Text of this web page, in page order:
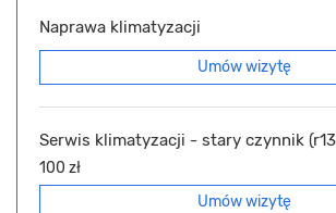
Naprawa klimatyzacji
Umów wizytę
Serwis klimatyzacji - stary czynnik
100 zł
Umów wizytę